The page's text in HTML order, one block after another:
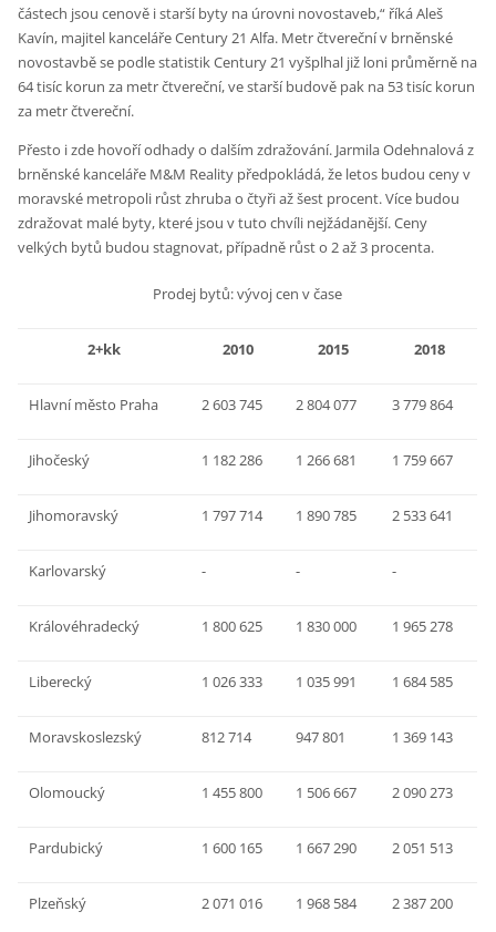
částech jsou cenově i starší byty na úrovni novostaveb,“ říká Aleš
Kavín, majitel kanceláře Century 21 Alfa. Metr čtvereční v brněnské
novostavbě se podle statistik Century 21 vyšplhal již loni průměrně na
64 tisíc korun za metr čtvereční, ve starší budově pak na 53 tisíc korun
za metr čtvereční.
Přesto i zde hovoří odhady o dalším zdražování. Jarmila Odehnalová z
brněnské kanceláře M&M Reality předpokládá, že letos budou ceny v
moravské metropoli růst zhruba o čtyři až šest procent. Více budou
zdražovat malé byty, které jsou v tuto chvíli nejžádanější. Ceny
velkých bytů budou stagnovat, případně růst o 2 až 3 procenta.
Prodej bytů: vývoj cen v čase
2+kk 2010 2015 2018
Hlavní město Praha 2 603 745 2 804 077 3 779 864
Jihočeský 1 182 286 1 266 681 1 759 667
Jihomoravský 1 797 714 1 890 785 2 533 641
Karlovarský - - -
Královéhradecký 1 800 625 1 830 000 1 965 278
Liberecký 1 026 333 1 035 991 1 684 585
Moravskoslezský 812 714 947 801 1 369 143
Olomoucký 1 455 800 1 506 667 2 090 273
Pardubický 1 600 165 1 667 290 2 051 513
Plzeňský 2 071 016 1 968 584 2 387 200